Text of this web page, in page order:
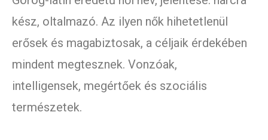
kész, oltalmazó. Az ilyen nők hihetetlenül
erősek és magabiztosak, a céljaik érdekében
mindent megtesznek. Vonzóak,
intelligensek, megértőek és szociális
természetek.